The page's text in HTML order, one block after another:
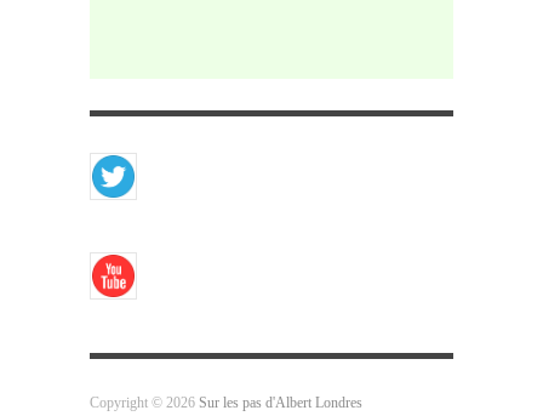
Copyright © 2026 Sur les pas d'Albert Londres